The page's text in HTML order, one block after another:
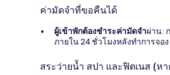
ค่ามัดจำที่ขอคืนได้
ผู้เข้าพักต้องชำระค่ามัดจำผ่าน:
ภายใน 24 ชั่วโมงหลังทำการจอง
สระว่ายน้ำ สปา และฟิตเนส (ห